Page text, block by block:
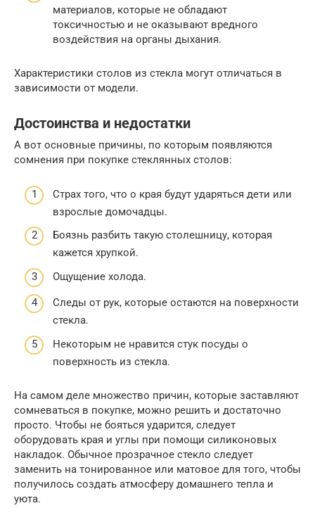
материалов, которые не обладают
токсичностью и не оказывают вредного
воздействия на органы дыхания.
Характеристики столов из стекла могут отличаться в
зависимости от модели.
Достоинства и недостатки
А вот основные причины, по которым появляются
сомнения при покупке стеклянных столов:
Страх того, что о края будут ударяться дети или
взрослые домочадцы.
Боязнь разбить такую столешницу, которая
кажется хрупкой.
Ощущение холода.
Следы от рук, которые остаются на поверхности
стекла.
Некоторым не нравится стук посуды о
поверхность из стекла.
На самом деле множество причин, которые заставляют
сомневаться в покупке, можно решить и достаточно
просто. Чтобы не бояться ударится, следует
оборудовать края и углы при помощи силиконовых
накладок. Обычное прозрачное стекло следует
заменить на тонированное или матовое для того, чтобы
получилось создать атмосферу домашнего тепла и
уюта.